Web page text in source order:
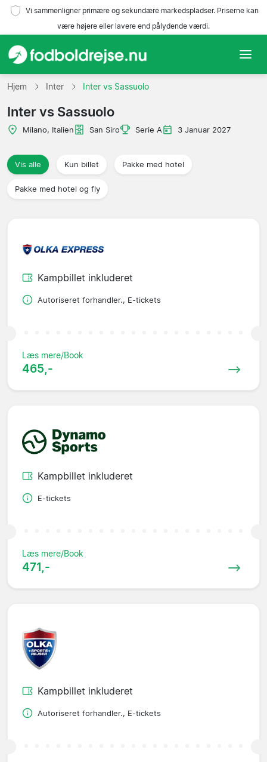
Vi sammenligner primære og sekundære markedspladser. Priserne kan
være højere eller lavere end pålydende værdi.
Hjem
Hold
Rejsebureauer
Hjem Inter Inter vs Sassuolo
Inter vs Sassuolo
Milano, Italien San Siro Serie A 3 Januar 2027
Vis alle Kun billet Pakke med hotel
Pakke med hotel og fly
Kampbillet inkluderet
Autoriseret forhandler., E-tickets
Læs mere/Book
465,-
Kampbillet inkluderet
E-tickets
Læs mere/Book
471,-
Kampbillet inkluderet
Autoriseret forhandler., E-tickets